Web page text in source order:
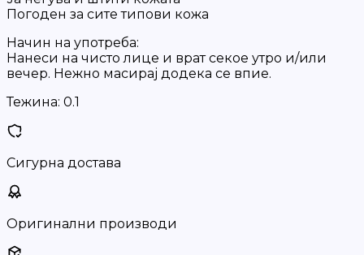
Погоден за сите типови кожа
Начин на употреба:
Нанеси на чисто лице и врат секое утро и/или
вечер. Нежно масирај додека се впие.
Тежина: 0.1
Сигурна достава
Оригинални производи